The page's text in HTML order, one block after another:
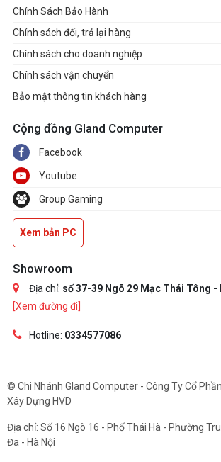
Chính Sách Bảo Hành
Chính sách đổi, trả lại hàng
Chính sách cho doanh nghiệp
Chính sách vận chuyển
Bảo mật thông tin khách hàng
Cộng đồng Gland Computer
Facebook
Youtube
Group Gaming
Xem bản PC
Showroom
Địa chỉ: số 37-39 Ngõ 29 Mạc Thái Tông -
[Xem đường đi]
Hotline: 0334577086
© Chi Nhánh Gland Computer - Công Ty Cổ
Xây Dựng HVD
Địa chỉ: Số 16 Ngõ 16 - Phố Thái Hà - Phường
Đa - Hà Nội